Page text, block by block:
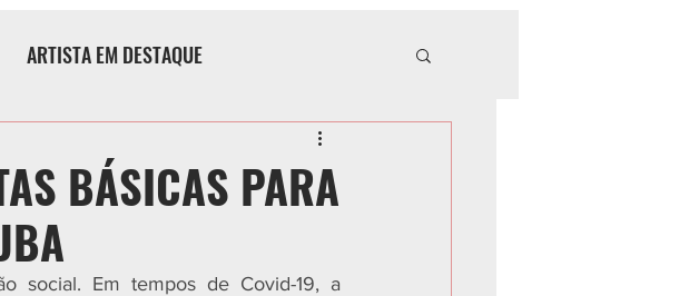
ARTISTA EM DESTAQUE
BÁSICAS PARA
social. Em tempos de Covid-19, a